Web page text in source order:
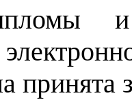
и
принята